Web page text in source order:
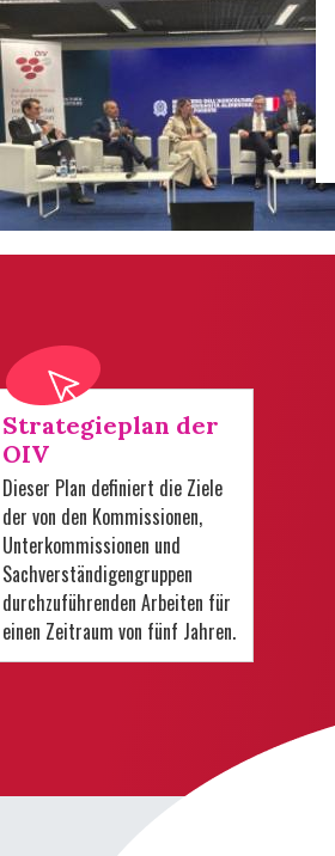
Strategieplan der
OIV
Dieser Plan definiert die Ziele
der von den Kommissionen,
Unterkommissionen und
Sachverständigengruppen
durchzuführenden Arbeiten für
einen Zeitraum von fünf Jahren.